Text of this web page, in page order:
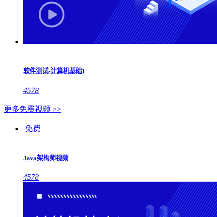
软件测试-计算机基础1
4578
更多免费视频 >>
免费
Java架构师视频
4578